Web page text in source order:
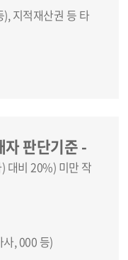
지적재산권 등 타
자 판단기준 -
대비 20%) 미만 작
, 000 등)